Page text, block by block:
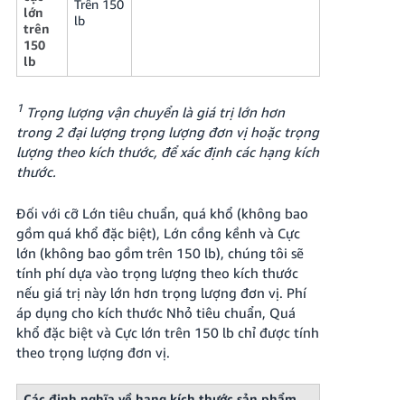
lớn
trên
150
lb
Trên 150
lb
1Trọng lượng vận chuyển là giá trị lớn hơn
trong 2 đại lượng trọng lượng đơn vị hoặc trọng
lượng theo kích thước, để xác định các hạng kích
thước.
Đối với cỡ Lớn tiêu chuẩn, quá khổ (không bao
gồm quá khổ đặc biệt), Lớn cồng kềnh và Cực
lớn (không bao gồm trên 150 lb), chúng tôi sẽ
tính phí dựa vào trọng lượng theo kích thước
nếu giá trị này lớn hơn trọng lượng đơn vị. Phí
áp dụng cho kích thước Nhỏ tiêu chuẩn, Quá
khổ đặc biệt và Cực lớn trên 150 lb chỉ được tính
theo trọng lượng đơn vị.